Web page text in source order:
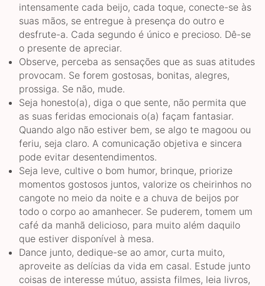
intensamente cada beijo, cada toque, conecte-se às
suas mãos, se entregue à presença do outro e
desfrute-a. Cada segundo é único e precioso. Dê-se
o presente de apreciar.
Observe, perceba as sensações que as suas atitudes
provocam. Se forem gostosas, bonitas, alegres,
prossiga. Se não, mude.
Seja honesto(a), diga o que sente, não permita que
as suas feridas emocionais o(a) façam fantasiar.
Quando algo não estiver bem, se algo te magoou ou
feriu, seja claro. A comunicação objetiva e sincera
pode evitar desentendimentos.
Seja leve, cultive o bom humor, brinque, priorize
momentos gostosos juntos, valorize os cheirinhos no
cangote no meio da noite e a chuva de beijos por
todo o corpo ao amanhecer. Se puderem, tomem um
café da manhã delicioso, para muito além daquilo
que estiver disponível à mesa.
Dance junto, dedique-se ao amor, curta muito,
aproveite as delícias da vida em casal. Estude junto
coisas de interesse mútuo, assista filmes, leia livros,